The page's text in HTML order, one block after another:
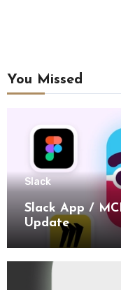
You Missed
Slack
Slack App /
Update